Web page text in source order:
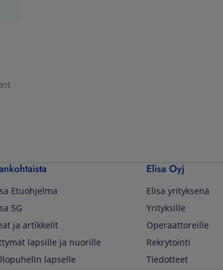
Etuohjelma
5G
ja artikkelit
lapsille ja nuorille
lapselle
Elisa Oyj
Elisa yrityksenä
Yrityksille
Operaattoreille
Rekrytointi
Tiedotteet